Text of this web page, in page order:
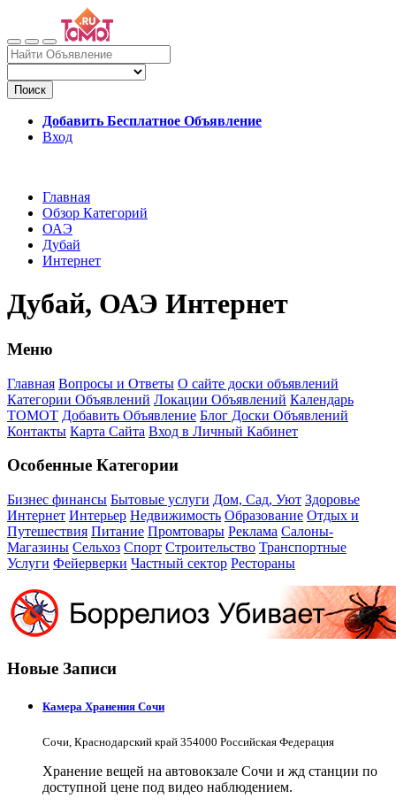
Поиск
Добавить Бесплатное Объявление
Вход
Главная
Обзор Категорий
ОАЭ
Дубай
Интернет
Дубай, ОАЭ Интернет
Меню
Главная Вопросы и Ответы О сайте доски объявлений
Категории Объявлений Локации Объявлений Календарь
ТОМОТ Добавить Объявление Блог Доски Объявлений
Контакты Карта Сайта Вход в Личный Кабинет
Особенные Категории
Бизнес финансы Бытовые услуги Дом, Сад, Уют Здоровье
Интернет Интерьер Недвижимость Образование Отдых и
Путешествия Питание Промтовары Реклама Салоны-
Магазины Сельхоз Спорт Строительство Транспортные
Услуги Фейерверки Частный сектор Рестораны
Новые Записи
Камера Хранения Сочи
Сочи, Краснодарский край 354000 Российская Федерация
Хранение вещей на автовокзале Сочи и жд станции по
доступной цене под видео наблюдением.